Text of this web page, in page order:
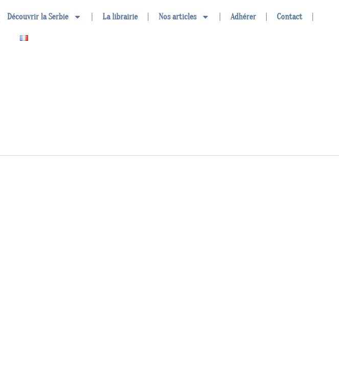
Découvrir la Serbie La librairie Nos articles Adhérer Contact